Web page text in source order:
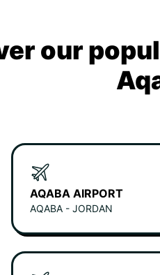
our
AQABA AIRPORT
AQABA - JORDAN